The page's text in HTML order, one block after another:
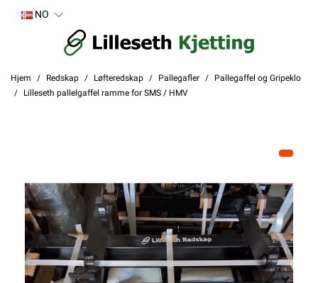
NO
Hjem Redskap Løfteredskap Pallegafler
Pallegaffel og Gripeklo
Lilleseth pallelgaffel ramme for SMS / HMV